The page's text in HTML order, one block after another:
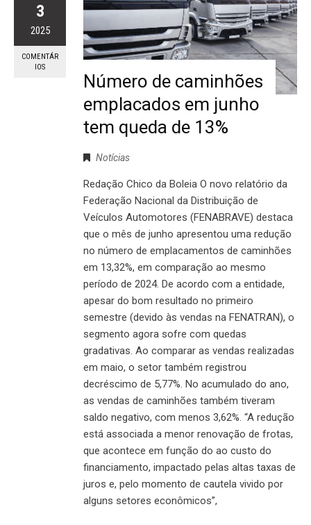
3
2025
COMENTÁR
IOS
Número de caminhões
emplacados em junho
tem queda de 13%
Notícias
Redação Chico da Boleia O novo relatório da
Federação Nacional da Distribuição de
Veículos Automotores (FENABRAVE) destaca
que o mês de junho apresentou uma redução
no número de emplacamentos de caminhões
em 13,32%, em comparação ao mesmo
período de 2024. De acordo com a entidade,
apesar do bom resultado no primeiro
semestre (devido às vendas na FENATRAN), o
segmento agora sofre com quedas
gradativas. Ao comparar as vendas realizadas
em maio, o setor também registrou
decréscimo de 5,77%. No acumulado do ano,
as vendas de caminhões também tiveram
saldo negativo, com menos 3,62%. “A redução
está associada a menor renovação de frotas,
que acontece em função do ao custo do
financiamento, impactado pelas altas taxas de
juros e, pelo momento de cautela vivido por
alguns setores econômicos”,